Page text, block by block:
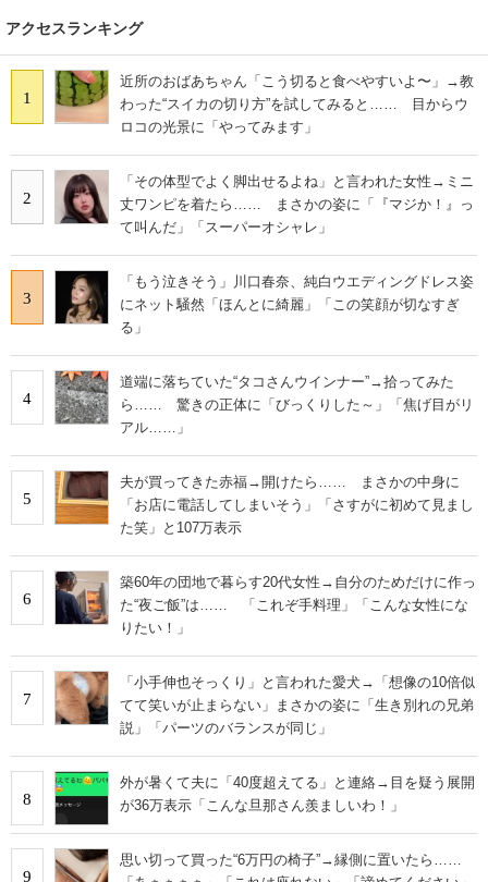
アクセスランキング
1
近所のおばあちゃん「こう切ると食べやすいよ〜」→教
わった“スイカの切り方”を試してみると…… 目からウ
ロコの光景に「やってみます」
2
「その体型でよく脚出せるよね」と言われた女性→ミニ
丈ワンピを着たら…… まさかの姿に「『マジか！』っ
て叫んだ」「スーパーオシャレ」
3
「もう泣きそう」川口春奈、純白ウエディングドレス姿
にネット騒然「ほんとに綺麗」「この笑顔が切なすぎ
る」
4
道端に落ちていた“タコさんウインナー”→拾ってみた
ら…… 驚きの正体に「びっくりした～」「焦げ目がリ
アル……」
5
夫が買ってきた赤福→開けたら…… まさかの中身に
「お店に電話してしまいそう」「さすがに初めて見まし
た笑」と107万表示
6
築60年の団地で暮らす20代女性→自分のためだけに作っ
た“夜ご飯”は…… 「これぞ手料理」「こんな女性にな
りたい！」
7
「小手伸也そっくり」と言われた愛犬→「想像の10倍似
てて笑いが止まらない」まさかの姿に「生き別れの兄弟
説」「パーツのバランスが同じ」
8
外が暑くて夫に「40度超えてる」と連絡→目を疑う展開
が36万表示「こんな旦那さん羨ましいわ！」
9
思い切って買った“6万円の椅子”→縁側に置いたら……